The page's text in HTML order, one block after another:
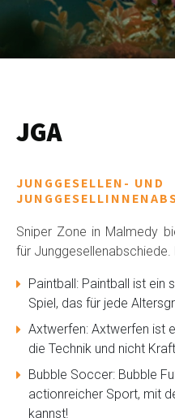
JGA
JUNGGESELLEN- UND
Sniper Zone in Malmedy
für
Paintball: Paintball ist ein
Spiel, das für jede
Axtwerfen: Axtwerfen ist
die Technik und nicht
Bubble Soccer: Bubble
actionreicher Sport, mit
kannst!